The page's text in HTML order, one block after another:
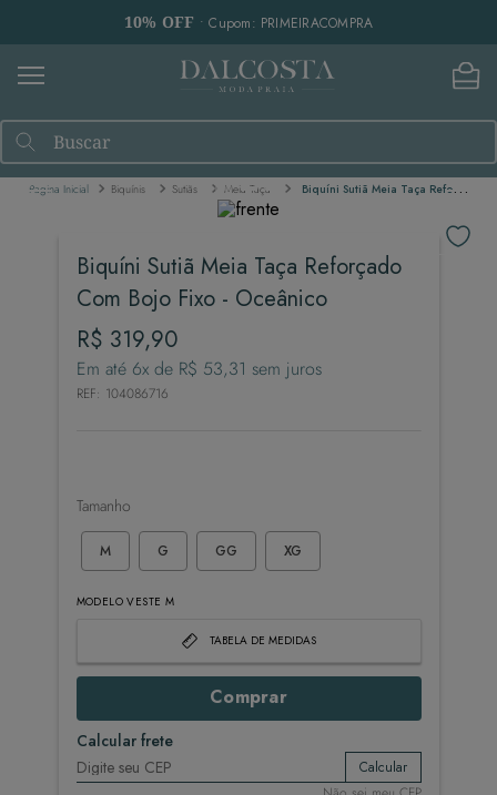
10% OFF • Cupom: PRIMEIRACOMPRA
Buscar
Biquínis Sutiãs Meia Taça Biquíni Sutiã Meia Taça Reforçado Com Bojo Fixo - Oceânico
Biquíni Sutiã Meia Taça Reforçado
Com Bojo Fixo - Oceânico
R$ 319,90
Em até 6x de R$ 53,31 sem juros
REF: 104086716
Tamanho
M G XG
GG
MODELO VESTE M
TABELA DE MEDIDAS
Comprar
Calcular frete
Calcular